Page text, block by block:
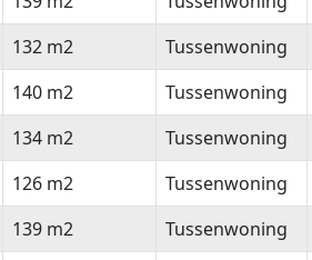
132 m2 Tussenwoning
140 m2 Tussenwoning
134 m2 Tussenwoning
126 m2 Tussenwoning
139 m2 Tussenwoning